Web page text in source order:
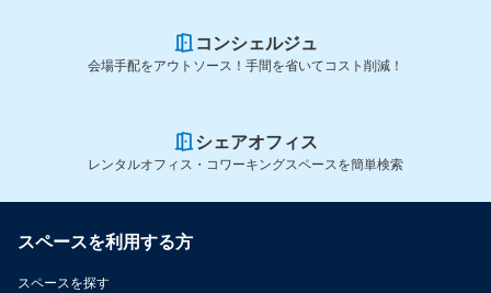
コンシェルジュ
会場手配をアウトソース！手間を省いてコスト削減！
シェアオフィス
レンタルオフィス・コワーキングスペースを簡単検索
スペースを利用する方
スペースを探す